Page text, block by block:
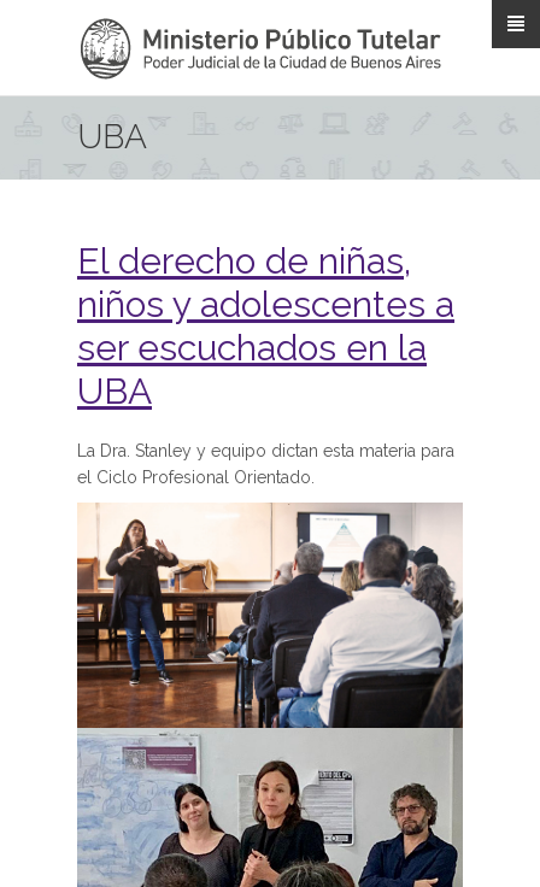
UBA
El derecho de niñas,
niños y adolescentes a
ser escuchados en la
UBA
La Dra. Stanley y equipo dictan esta materia para
el Ciclo Profesional Orientado.